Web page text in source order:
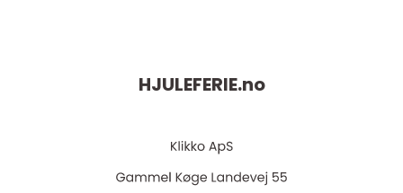
HJULEFERIE.no